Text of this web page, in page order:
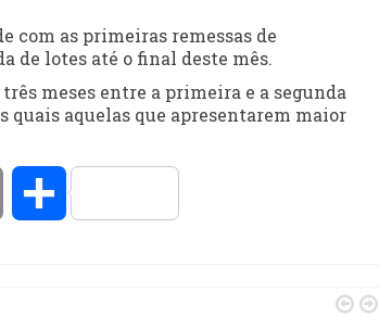
com as primeiras remessas de
de lotes até o final deste mês.
meses entre a primeira e a segunda
quais aquelas que apresentarem maior
Copy Compartilhar
 